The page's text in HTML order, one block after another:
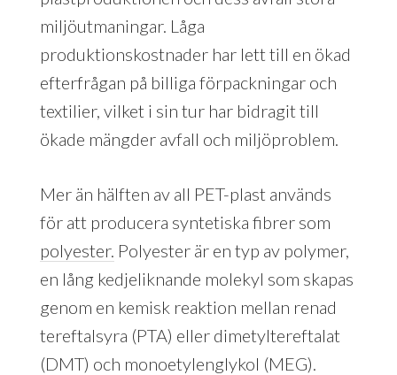
miljöutmaningar. Låga
produktionskostnader har lett till en ökad
efterfrågan på billiga förpackningar och
textilier, vilket i sin tur har bidragit till
ökade mängder avfall och miljöproblem.
Mer än hälften av all PET-plast används
för att producera syntetiska fibrer som
polyester. Polyester är en typ av polymer,
en lång kedjeliknande molekyl som skapas
genom en kemisk reaktion mellan renad
tereftalsyra (PTA) eller dimetyltereftalat
(DMT) och monoetylenglykol (MEG).